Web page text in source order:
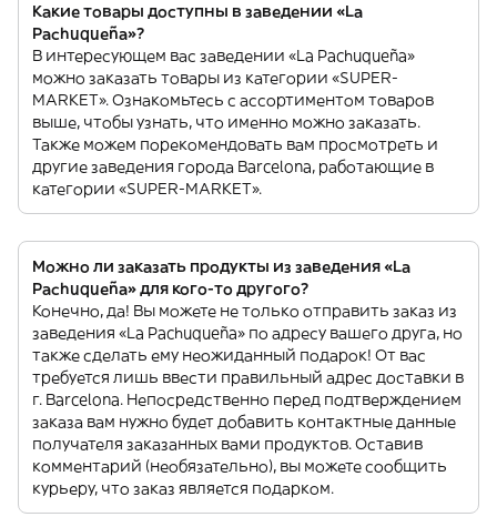
Какие товары доступны в заведении «La
Pachuqueña»?
В интересующем вас заведении «La Pachuqueña»
можно заказать товары из категории «SUPER-
MARKET». Ознакомьтесь с ассортиментом товаров
выше, чтобы узнать, что именно можно заказать.
Также можем порекомендовать вам просмотреть и
другие заведения города Barcelona, работающие в
категории «SUPER-MARKET».
Можно ли заказать продукты из заведения «La
Pachuqueña» для кого-то другого?
Конечно, да! Вы можете не только отправить заказ из
заведения «La Pachuqueña» по адресу вашего друга, но
также сделать ему неожиданный подарок! От вас
требуется лишь ввести правильный адрес доставки в
г. Barcelona. Непосредственно перед подтверждением
заказа вам нужно будет добавить контактные данные
получателя заказанных вами продуктов. Оставив
комментарий (необязательно), вы можете сообщить
курьеру, что заказ является подарком.